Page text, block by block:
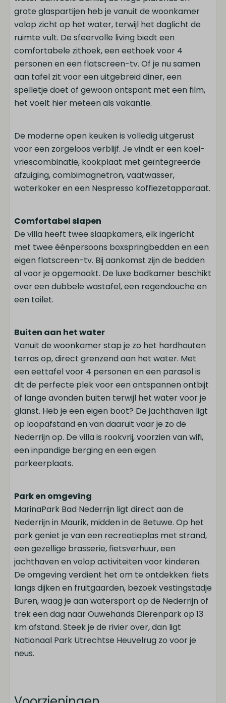
grote glaspartijen heb je vanuit de woonkamer
volop zicht op het water, terwijl het daglicht de
ruimte vult. De sfeervolle living biedt een
comfortabele zithoek, een eethoek voor 4
personen en een flatscreen-tv. Of je nu samen
aan tafel zit voor een uitgebreid diner, een
spelletje doet of gewoon ontspant met een film,
het voelt hier meteen als vakantie.
De moderne open keuken is volledig uitgerust
voor een zorgeloos verblijf. Je vindt er een koel-
vriescombinatie, kookplaat met geïntegreerde
afzuiging, combimagnetron, vaatwasser,
waterkoker en een Nespresso koffiezetapparaat.
Comfortabel slapen
De villa heeft twee slaapkamers, elk ingericht
met twee éénpersoons boxspringbedden en een
eigen flatscreen-tv. Bij aankomst zijn de bedden
al voor je opgemaakt. De luxe badkamer beschikt
over een dubbele wastafel, een regendouche en
een toilet.
Buiten aan het water
Vanuit de woonkamer stap je zo het hardhouten
terras op, direct grenzend aan het water. Met
een eettafel voor 4 personen en een parasol is
dit de perfecte plek voor een ontspannen ontbijt
of lange avonden buiten terwijl het water voor je
glanst. Heb je een eigen boot? De jachthaven ligt
op loopafstand en van daaruit vaar je zo de
Nederrijn op. De villa is rookvrij, voorzien van wifi,
een inpandige berging en een eigen
parkeerplaats.
Park en omgeving
MarinaPark Bad Nederrijn ligt direct aan de
Nederrijn in Maurik, midden in de Betuwe. Op het
park geniet je van een recreatieplas met strand,
een gezellige brasserie, fietsverhuur, een
jachthaven en volop activiteiten voor kinderen.
De omgeving verdient het om te ontdekken: fiets
langs dijken en fruitgaarden, bezoek vestingstadje
Buren, waag je aan watersport op de Nederrijn of
trek een dag naar Ouwehands Dierenpark op 13
km afstand. Steek je de rivier over, dan ligt
Nationaal Park Utrechtse Heuvelrug zo voor je
neus.